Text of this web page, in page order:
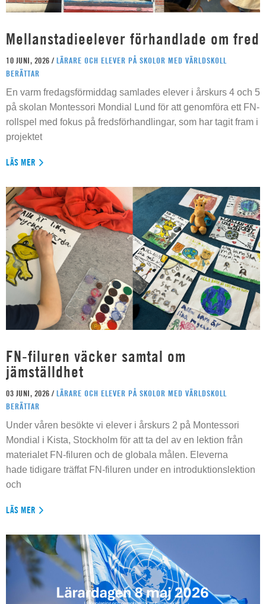
Mellanstadieelever förhandlade om fred
10 JUNI, 2026 / LÄRARE OCH ELEVER PÅ SKOLOR MED VÄRLDSKOLL
BERÄTTAR
En varm fredagsförmiddag samlades elever i årskurs 4 och 5
på skolan Montessori Mondial Lund för att genomföra ett FN-
rollspel med fokus på fredsförhandlingar, som har tagit fram i
projektet
LÄS MER
FN-filuren väcker samtal om
jämställdhet
03 JUNI, 2026 / LÄRARE OCH ELEVER PÅ SKOLOR MED VÄRLDSKOLL
BERÄTTAR
Under våren besökte vi elever i årskurs 2 på Montessori
Mondial i Kista, Stockholm för att ta del av en lektion från
materialet FN-filuren och de globala målen. Eleverna
hade tidigare träffat FN-filuren under en introduktionslektion
och
LÄS MER